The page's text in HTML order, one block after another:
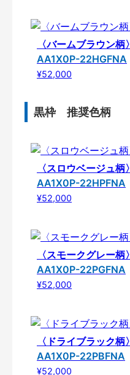
〈バームブラウン柄〉
AA1X0P-22HGFNA
¥52,000
黒枠 推奨色柄
〈スロウベージュ柄〉
AA1X0P-22HPFNA
¥52,000
〈スモークグレー柄〉
AA1X0P-22PGFNA
¥52,000
〈ドライブラック柄〉
AA1X0P-22PBFNA
¥52,000